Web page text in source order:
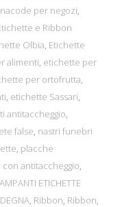
per negozi,
e Ribbon
Olbia, Etichette
alimenti, etichette per
per ortofrutta,
, etichette Sassari,
antitaccheggio,
false, nastri funebri
, placche
antitaccheggio,
ETICHETTE
, Ribbon, Ribbon,